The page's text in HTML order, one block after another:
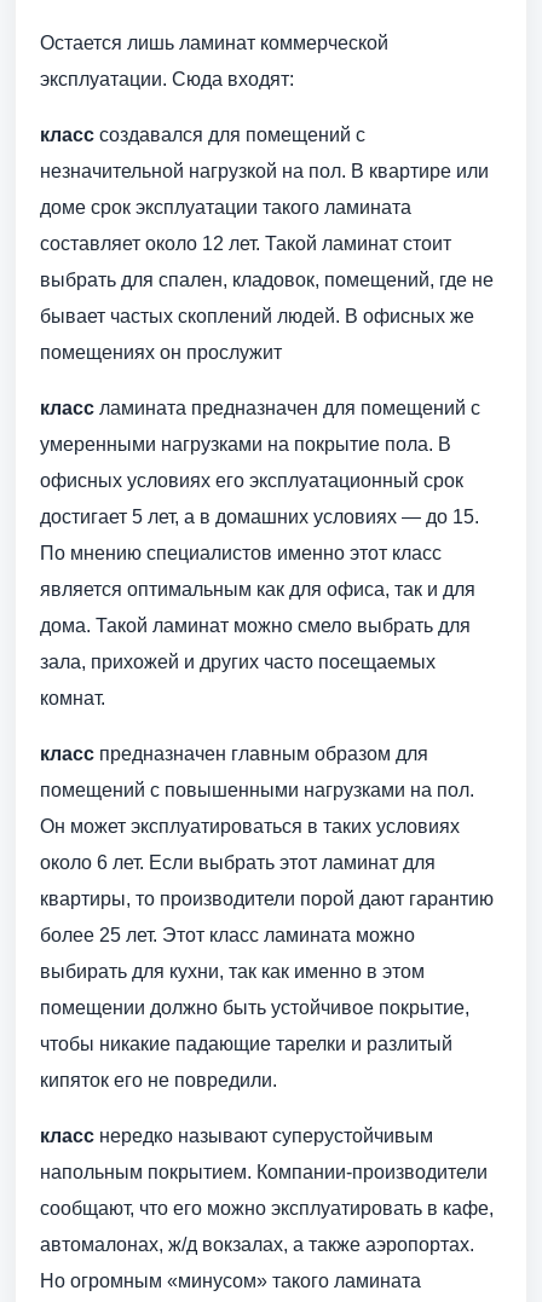
Остается лишь ламинат коммерческой
эксплуатации. Сюда входят:
класс создавался для помещений с
незначительной нагрузкой на пол. В квартире или
доме срок эксплуатации такого ламината
составляет около 12 лет. Такой ламинат стоит
выбрать для спален, кладовок, помещений, где не
бывает частых скоплений людей. В офисных же
помещениях он прослужит
класс ламината предназначен для помещений с
умеренными нагрузками на покрытие пола. В
офисных условиях его эксплуатационный срок
достигает 5 лет, а в домашних условиях — до 15.
По мнению специалистов именно этот класс
является оптимальным как для офиса, так и для
дома. Такой ламинат можно смело выбрать для
зала, прихожей и других часто посещаемых
комнат.
класс предназначен главным образом для
помещений с повышенными нагрузками на пол.
Он может эксплуатироваться в таких условиях
около 6 лет. Если выбрать этот ламинат для
квартиры, то производители порой дают гарантию
более 25 лет. Этот класс ламината можно
выбирать для кухни, так как именно в этом
помещении должно быть устойчивое покрытие,
чтобы никакие падающие тарелки и разлитый
кипяток его не повредили.
класс нередко называют суперустойчивым
напольным покрытием. Компании-производители
сообщают, что его можно эксплуатировать в кафе,
автомалонах, ж/д вокзалах, а также аэропортах.
Но огромным «минусом» такого ламината